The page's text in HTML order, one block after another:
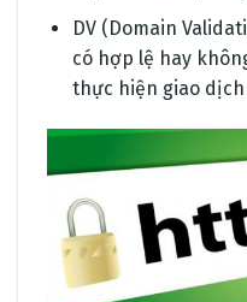
DV (Domain
có hợp lệ hay
thực hiện giao